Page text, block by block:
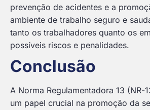
prevenção de acidentes e a
ambiente de trabalho seguro e
tanto os trabalhadores quanto os
possíveis riscos e penalidades.
Conclusão
A Norma Regulamentadora 13 (NR-
um papel crucial na promoção da